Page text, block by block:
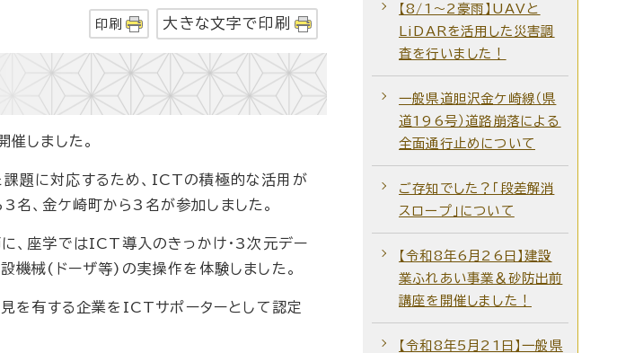
印刷 大きな文字で印刷
しました。
題に対応するため、ICTの積極的な活用が
名、金ケ崎町から3名が参加しました。
座学ではICT導入のきっかけ・3次元デー
機械(ドーザ等)の実操作を体験しました。
有する企業をICTサポーターとして認定
【8/1～2豪雨】UAVと
LiDARを活用した災害調
査を行いました！
一般県道胆沢金ケ崎線（県
道196号）道路崩落による
全面通行止めについて
ご存知でした？「段差解消
スロープ」について
【令和8年6月26日】建設
業ふれあい事業＆砂防出前
講座を開催しました！
【令和8年5月21日】一般県